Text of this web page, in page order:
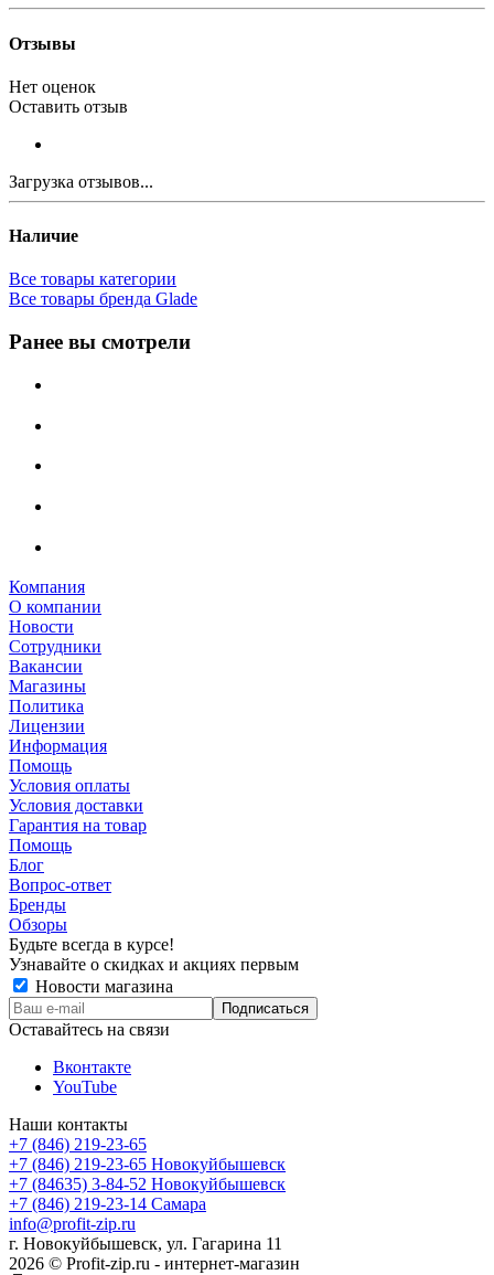
Отзывы
Нет оценок
Оставить отзыв
Загрузка отзывов...
Наличие
Все товары категории
Все товары бренда Glade
Ранее вы смотрели
Компания
О компании
Новости
Сотрудники
Вакансии
Магазины
Политика
Лицензии
Информация
Помощь
Условия оплаты
Условия доставки
Гарантия на товар
Помощь
Блог
Вопрос-ответ
Бренды
Обзоры
Будьте всегда в курсе!
Узнавайте о скидках и акциях первым
Новости магазина
Оставайтесь на связи
Вконтакте
YouTube
Наши контакты
+7 (846) 219-23-65
+7 (846) 219-23-65 Новокуйбышевск
+7 (84635) 3-84-52 Новокуйбышевск
+7 (846) 219-23-14 Самара
info@profit-zip.ru
г. Новокуйбышевск, ул. Гагарина 11
2026 © Profit-zip.ru - интернет-магазин